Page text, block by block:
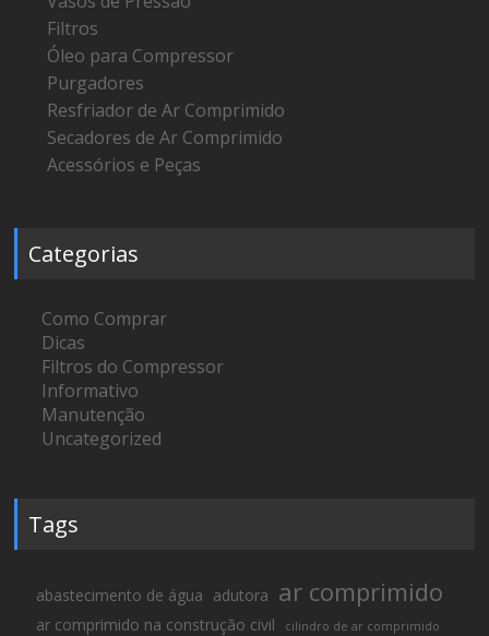
Filtros
Óleo para Compressor
Purgadores
Resfriador de Ar Comprimido
Secadores de Ar Comprimido
Acessórios e Peças
Categorias
Como Comprar
Dicas
Filtros do Compressor
Informativo
Manutenção
Uncategorized
Tags
abastecimento de água adutora ar comprimido
ar comprimido na construção civil cilindro de ar comprimido